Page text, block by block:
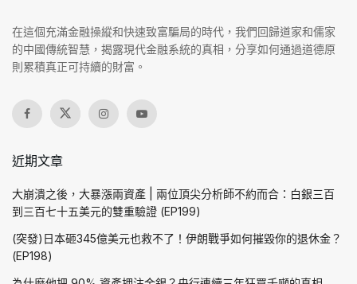
在這個充滿金融操縱和快速致富騙局的時代，我們回歸道家和儒家
的中國傳統智慧，揭露現代金融系統的真相，分享如何通過道德原
則累積真正可持續的財富。
近期文章
大崩潰之後，大暴漲兩資產 | 兩位頂尖分析師不約而合：白銀三百
到三百七十五美元的雙重驗證 (EP199)
(突發)日本砸345億美元也救不了！伊朗戰爭如何摧毀你的退休金？
(EP198)